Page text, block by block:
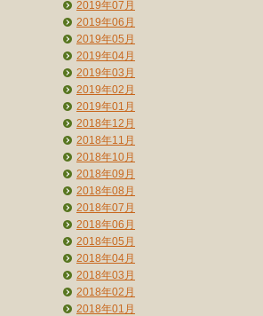
2019年07月
2019年06月
2019年05月
2019年04月
2019年03月
2019年02月
2019年01月
2018年12月
2018年11月
2018年10月
2018年09月
2018年08月
2018年07月
2018年06月
2018年05月
2018年04月
2018年03月
2018年02月
2018年01月